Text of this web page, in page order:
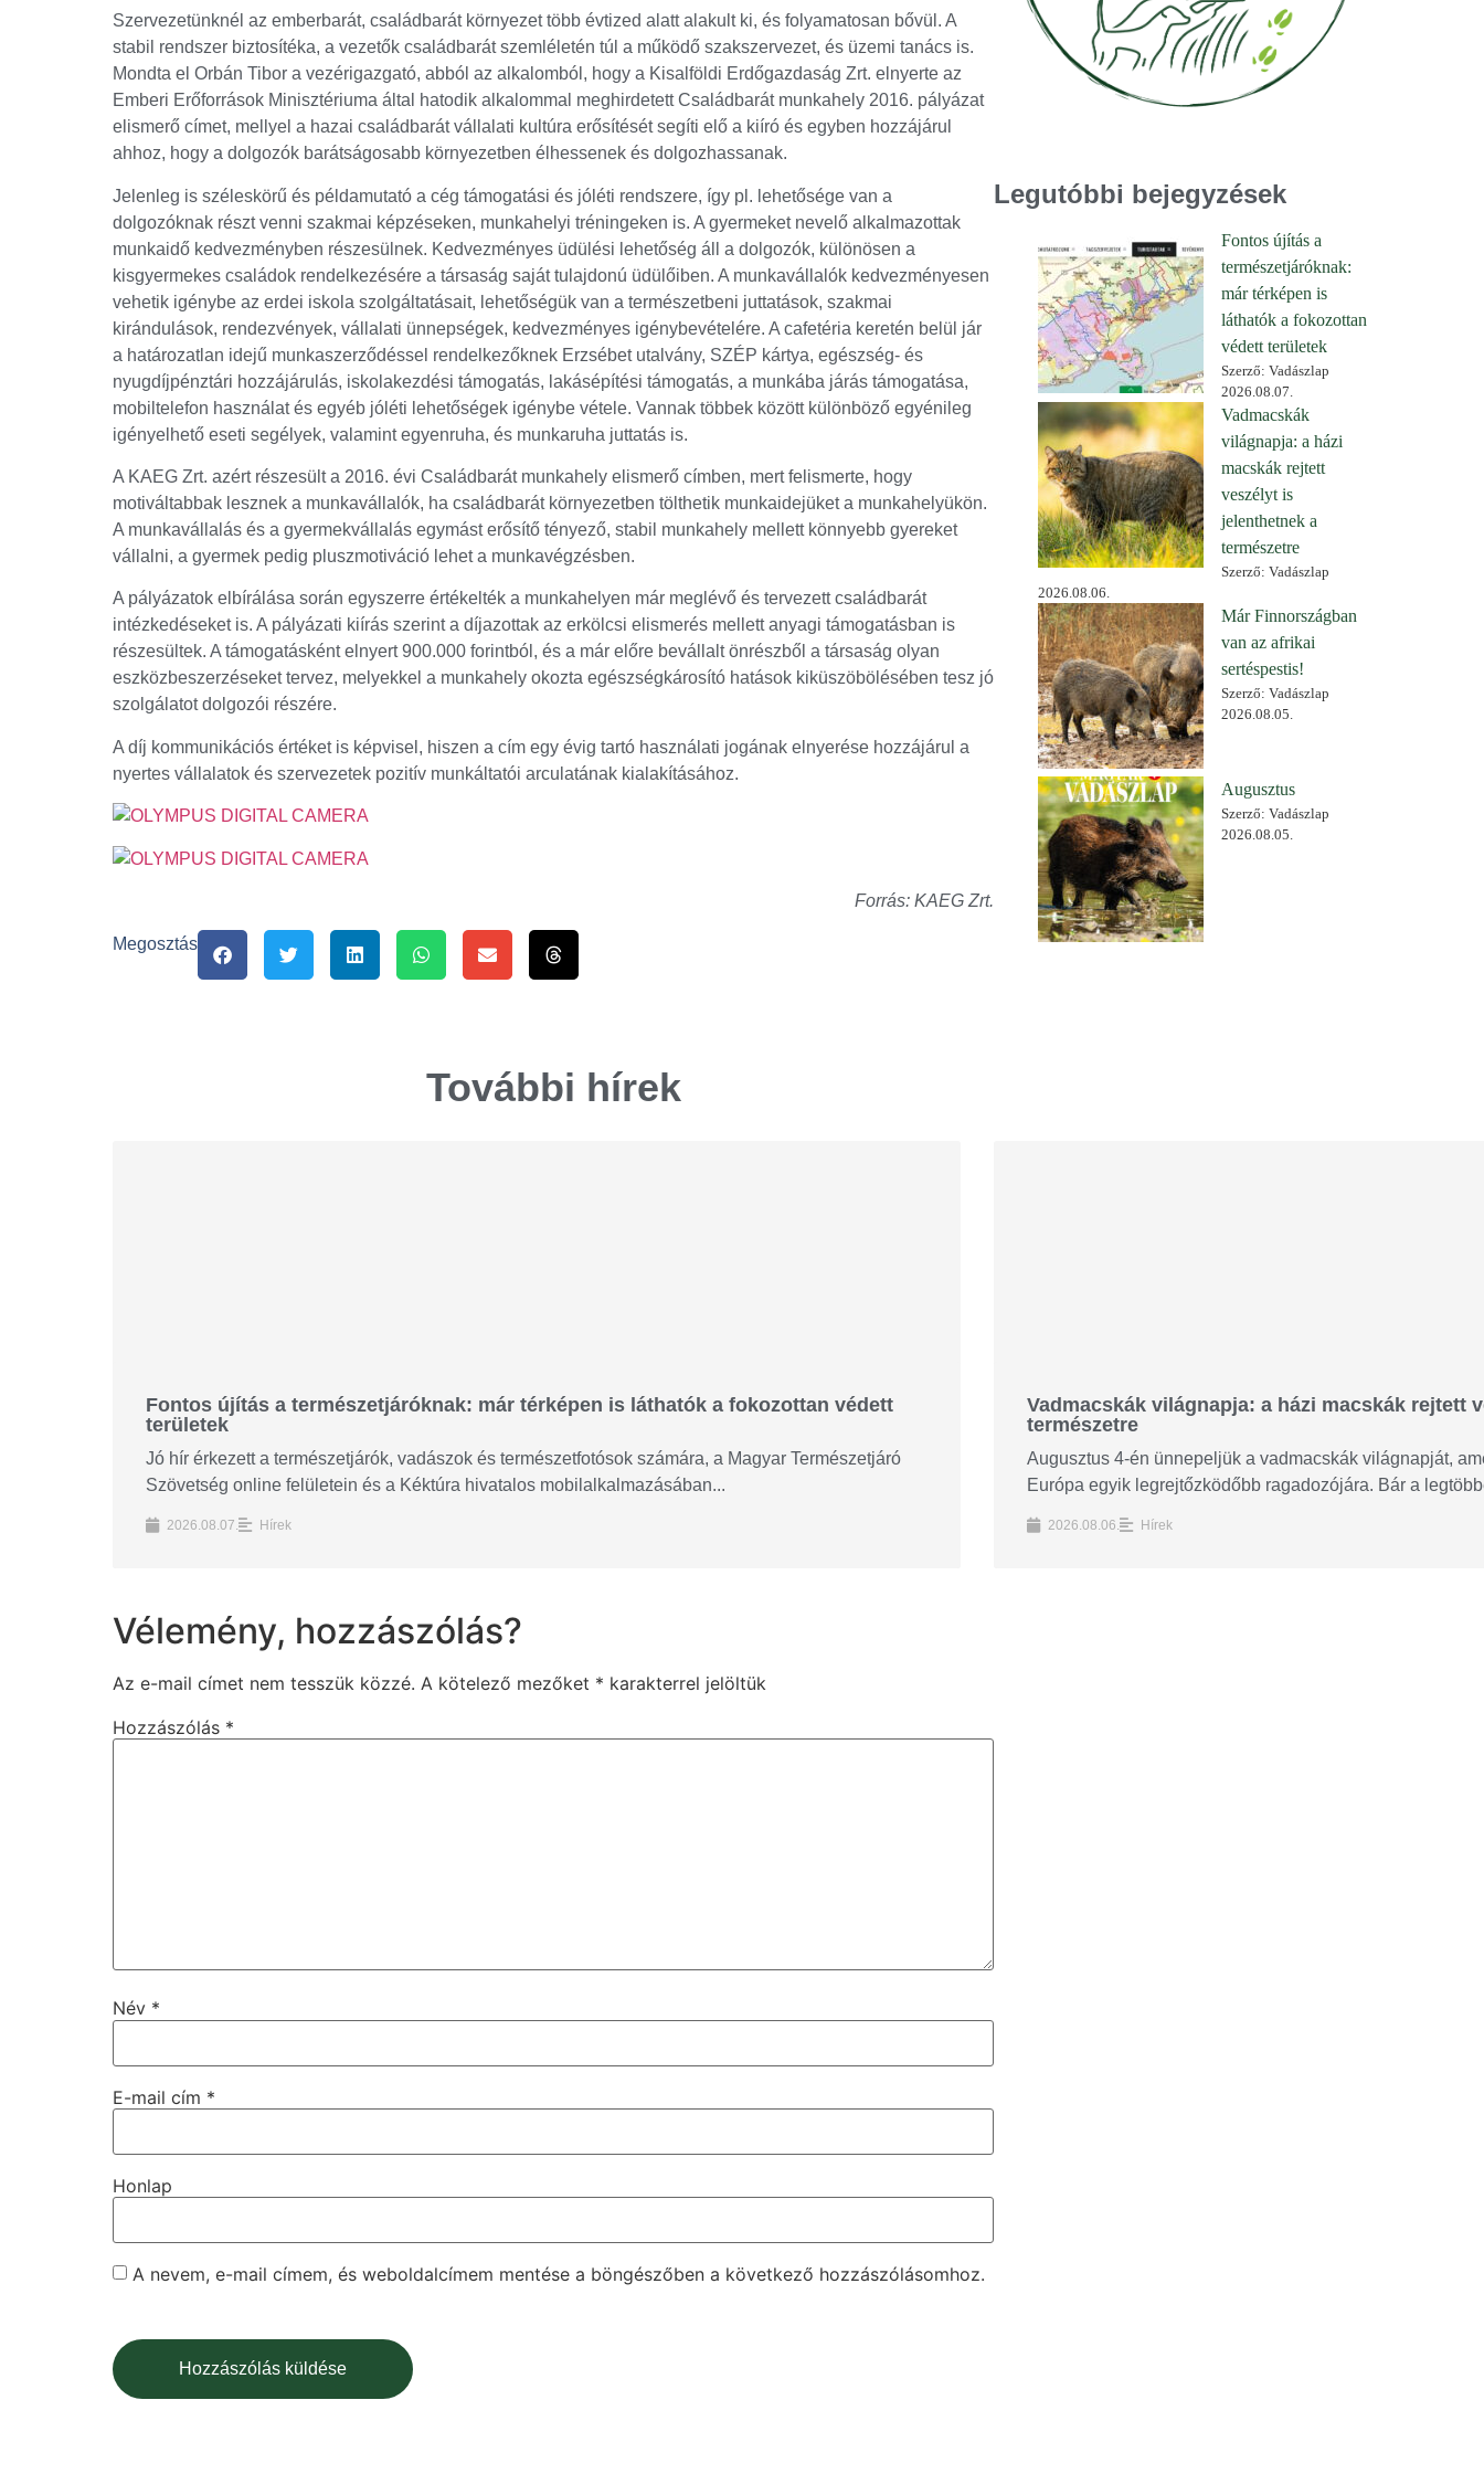
Szervezetünknél az emberbarát, családbarát környezet több évtized alatt alakult ki, és folyamatosan bővül. A
stabil rendszer biztosítéka, a vezetők családbarát szemléletén túl a működő szakszervezet, és üzemi tanács is.
Mondta el Orbán Tibor a vezérigazgató, abból az alkalomból, hogy a Kisalföldi Erdőgazdaság Zrt. elnyerte az
Emberi Erőforrások Minisztériuma által hatodik alkalommal meghirdetett Családbarát munkahely 2016. pályázat
elismerő címet, mellyel a hazai családbarát vállalati kultúra erősítését segíti elő a kiíró és egyben hozzájárul
ahhoz, hogy a dolgozók barátságosabb környezetben élhessenek és dolgozhassanak.
Jelenleg is széleskörű és példamutató a cég támogatási és jóléti rendszere, így pl. lehetősége van a
dolgozóknak részt venni szakmai képzéseken, munkahelyi tréningeken is. A gyermeket nevelő alkalmazottak
munkaidő kedvezményben részesülnek. Kedvezményes üdülési lehetőség áll a dolgozók, különösen a
kisgyermekes családok rendelkezésére a társaság saját tulajdonú üdülőiben. A munkavállalók kedvezményesen
vehetik igénybe az erdei iskola szolgáltatásait, lehetőségük van a természetbeni juttatások, szakmai
kirándulások, rendezvények, vállalati ünnepségek, kedvezményes igénybevételére. A cafetéria keretén belül jár
a határozatlan idejű munkaszerződéssel rendelkezőknek Erzsébet utalvány, SZÉP kártya, egészség- és
nyugdíjpénztári hozzájárulás, iskolakezdési támogatás, lakásépítési támogatás, a munkába járás támogatása,
mobiltelefon használat és egyéb jóléti lehetőségek igénybe vétele. Vannak többek között különböző egyénileg
igényelhető eseti segélyek, valamint egyenruha, és munkaruha juttatás is.
A KAEG Zrt. azért részesült a 2016. évi Családbarát munkahely elismerő címben, mert felismerte, hogy
motiváltabbak lesznek a munkavállalók, ha családbarát környezetben tölthetik munkaidejüket a munkahelyükön.
A munkavállalás és a gyermekvállalás egymást erősítő tényező, stabil munkahely mellett könnyebb gyereket
vállalni, a gyermek pedig pluszmotiváció lehet a munkavégzésben.
A pályázatok elbírálása során egyszerre értékelték a munkahelyen már meglévő és tervezett családbarát
intézkedéseket is. A pályázati kiírás szerint a díjazottak az erkölcsi elismerés mellett anyagi támogatásban is
részesültek. A támogatásként elnyert 900.000 forintból, és a már előre bevállalt önrészből a társaság olyan
eszközbeszerzéseket tervez, melyekkel a munkahely okozta egészségkárosító hatások kiküszöbölésében tesz jó
szolgálatot dolgozói részére.
A díj kommunikációs értéket is képvisel, hiszen a cím egy évig tartó használati jogának elnyerése hozzájárul a
nyertes vállalatok és szervezetek pozitív munkáltatói arculatának kialakításához.
Forrás: KAEG Zrt.
Megosztás
További hírek
Fontos újítás a természetjáróknak: már térképen is láthatók a fokozottan védett
területek
Jó hír érkezett a természetjárók, vadászok és természetfotósok számára, a Magyar Természetjáró
Szövetség online felületein és a Kéktúra hivatalos mobilalkalmazásában...
2026.08.07. Hírek
Vadmacskák világnapja: a házi macskák rejtett
természetre
Augusztus 4-én ünnepeljük a vadmacskák világnapját,
Európa egyik legrejtőzködőbb ragadozójára. Bár a
2026.08.06. Hírek
Vélemény, hozzászólás?
Az e-mail címet nem tesszük közzé. A kötelező mezőket * karakterrel jelöltük
Hozzászólás *
Név *
E-mail cím *
Honlap
A nevem, e-mail címem, és weboldalcímem mentése a böngészőben a következő hozzászólásomhoz.
Legutóbbi bejegyzések
Fontos újítás a
természetjáróknak:
már térképen is
láthatók a fokozottan
védett területek
Szerző: Vadászlap
2026.08.07.
Vadmacskák
világnapja: a házi
macskák rejtett
veszélyt is
jelenthetnek a
természetre
Szerző: Vadászlap
2026.08.06.
Már Finnországban
van az afrikai
sertéspestis!
Szerző: Vadászlap
2026.08.05.
Augusztus
Szerző: Vadászlap
2026.08.05.